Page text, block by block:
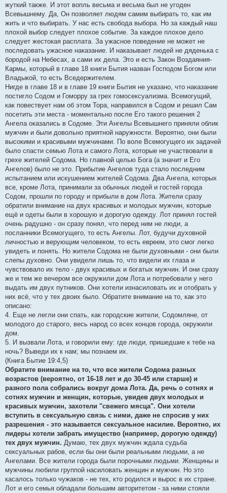
жуткий также. И этот вопль весьма и весьма был не угоден
Всевышнему. Да, Он позволяет людям самим выбирать то, как им
жить и что выбирать. У нас есть свобода выбора. Но за каждый наш
плохой выбор следует плохое событие. За каждое плохое дело
следует жестокая расплата. За ужасное поведение не может не
последовать ужасное наказание. И наказывает людей не дяденька с
бородой на Небесах, а сами их дела. Это и есть Закон Воздаяния-
Кармы, который в главе 18 книги Бытия назван Господом Богом или
Владыкой, то есть Вседержителем.
Нигде в главе 18 и в главе 19 книги Бытия не указано, что наказание
постигло Содом и Гоморру за грех гомосексуализма. Всемогущий,
как повествует нам об этом Тора, направился в Содом и решил Сам
посетить эти места - моментально после Его такого решения 2
Ангела оказались в Содоме. Эти Ангелы Всевышнего приняли облик
мужчин и были довольно приятной наружности. Вероятно, они были
высокими и красивыми мужчинами. По воле Всемогущего их задачей
было спасти семью Лота и самого Лота, которые не участвовали в
грехе жителей Содома. Но главной целью Бога (а значит и Его
Ангелов) было не это. Прибытие Ангелов туда стало последним
испытанием или искушением жителей Содома. Два Ангела, которых
все, кроме Лота, принимали за обычных людей и гостей города
Содом, прошли по городу и прибыли в дом Лота. Жители сразу
обратили внимание на двух красивых и молодых мужчин, которые
ещё и одеты были в хорошую и дорогую одежду. Лот принял гостей
очень радушно - он сразу понял, что перед ним не люди, а
посланники Всемогущего, то есть Ангелы. Лот, будучи духовной
личностью и верующим человеком, то есть евреем, это смог легко
увидеть и понять. Но жители Содома не были духовными - они были
слепы духовно. Они увидели лишь то, что видели их глаза и
чувствовало их тело - двух красивых и богатых мужчин. И они сразу
же и тем же вечером все окружили дом Лота и потребовали у него
выдать им двух путников. Они хотели изнасиловать их и отобрать у
них всё, что у тех двоих было. Обратите внимание на то, как это
описано:
4. Еще не легли они спать, как городские жители, Содомляне, от
молодого до старого, весь народ со всех концов города, окружили
дом.
5. И вызвали Лота, и говорили ему: где люди, пришедшие к тебе на
ночь? Выведи их к нам; мы познаем их.
(Книга Бытие 19:4,5)
Обратите внимание на то, что все жители Содома разных
возрастов (вероятно, от 16-18 лет и до 30-45 или старше) и
разного пола собрались вокруг дома Лота. Да, речь о сотнях и
сотнях мужчин и женщин, которые, увидев двух молодых и
красивых мужчин, захотели "свежего мясца". Они хотели
вступить в сексуальную связь с ними, даже не спросив у них
разрешения - это называется сексуальное насилие. Вероятно, их
лидеры хотели забрать имущество (например, дорогую одежду)
тех двух мужчин. Думаю, тех двух мужчин ждала судьба
сексуальных рабов, если бы они были реальными людьми, а не
Ангелами. Все жители города были порочными людьми. Женщины и
мужчины любили группой насиловать женщин и мужчин. Но это
касалось только чужаков - не тех, кто родился и вырос в их стране.
Лот и его семья обладали большим авторитетом - за ними стояли